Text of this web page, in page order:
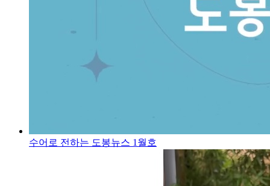
수어로 전하는 도봉뉴스 1월호